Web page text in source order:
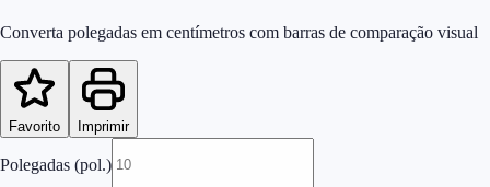
Converta polegadas em centímetros com barras de comparação visual
Favorito Imprimir
Polegadas (pol.)